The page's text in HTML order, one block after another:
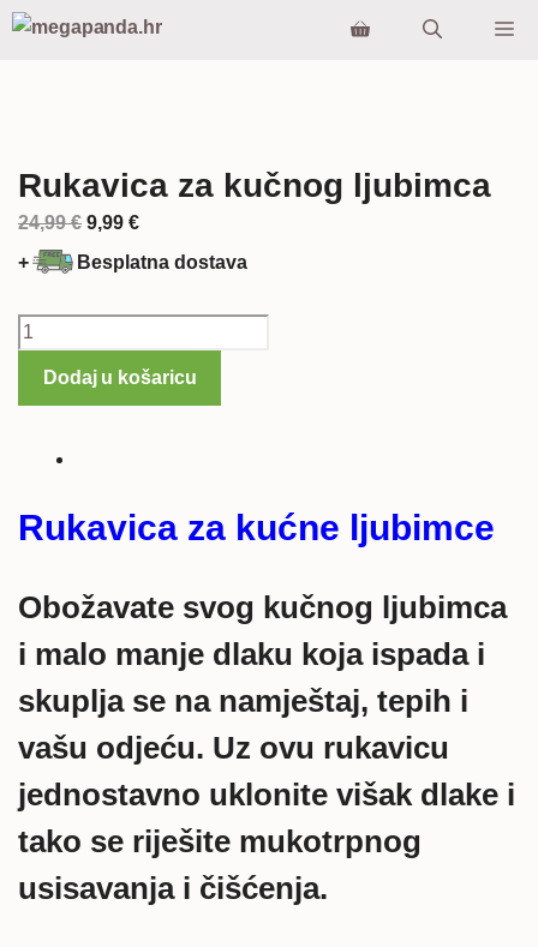
Preskoči
Rukavica za kučnog ljubimca
24,99€ Izvorna
cijena
je:
9,99 €Trenutna
cijena
9,99 €.
+ Besplatna dostava
Rukavica
kučnog
Dodaj u košaricu
Rukavica za kućne ljubimce
Obožavate svog kučnog ljubimca
i malo manje dlaku koja ispada i
skuplja se na namještaj, tepih i
vašu odjeću. Uz ovu rukavicu
jednostavno uklonite višak dlake i
tako se riješite mukotrpnog
usisavanja i čišćenja.